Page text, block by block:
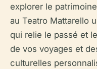
explorer le
au Teatro Mattarello
qui relie le passé et
de vos voyages et
culturelles